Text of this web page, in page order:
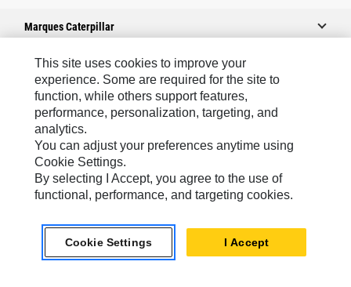
Marques Caterpillar
Caterpillar.com
Contacter Caterpillar
Mes Préférences Marketing
Plan Du Site
Cookie Settings
Confidentialité
This site uses cookies to improve your
experience. Some are required for the site to
function, while others support features,
performance, personalization, targeting, and
analytics.
You can adjust your preferences anytime using
Cookie Settings.
By selecting I Accept, you agree to the use of
functional, performance, and targeting cookies.
Cookie Settings I Accept